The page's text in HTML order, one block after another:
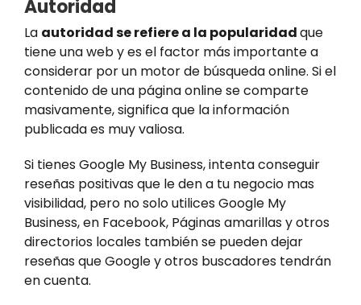
Autoridad
La autoridad se refiere a la popularidadque
tiene una web y es el factor más importante a
considerar por un motor de búsqueda online. Si el
contenido de una página online se comparte
masivamente, significa que la información
publicada es muy valiosa.
Si tienes Google My Business, intenta conseguir
reseñas positivas que le den a tu negocio mas
visibilidad, pero no solo utilices Google My
Business, en Facebook, Páginas amarillas y otros
directorios locales también se pueden dejar
reseñas que Google y otros buscadores tendrán
en cuenta.